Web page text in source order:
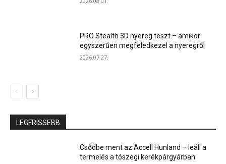
PRO Stealth 3D nyereg teszt – amikor
egyszerűen megfeledkezel a nyeregről
2026.07.27.
LEGFRISSEBB
Csődbe ment az Accell Hunland – leáll a
termelés a tószegi kerékpárgyárban